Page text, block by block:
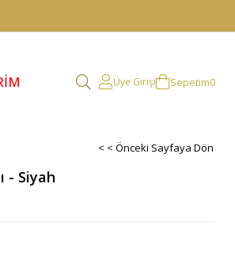
Üye Girişi Sepetim0
< < Önceki Sayfaya Dön
- Siyah